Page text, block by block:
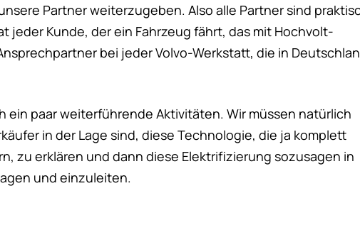
Partner weiterzugeben. Also alle Partner sind
jeder Kunde, der ein Fahrzeug fährt, das mit Hochvolt-
bei jeder Volvo-Werkstatt, die in
ein paar weiterführende Aktivitäten. Wir müssen natürlich
in der Lage sind, diese Technologie, die ja komplett
zu erklären und dann diese Elektrifizierung sozusagen in
und einzuleiten.